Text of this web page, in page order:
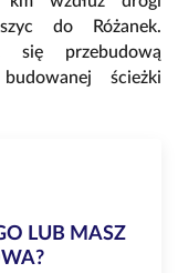
do Różanek.
się przebudową
ścieżki
LUB MASZ